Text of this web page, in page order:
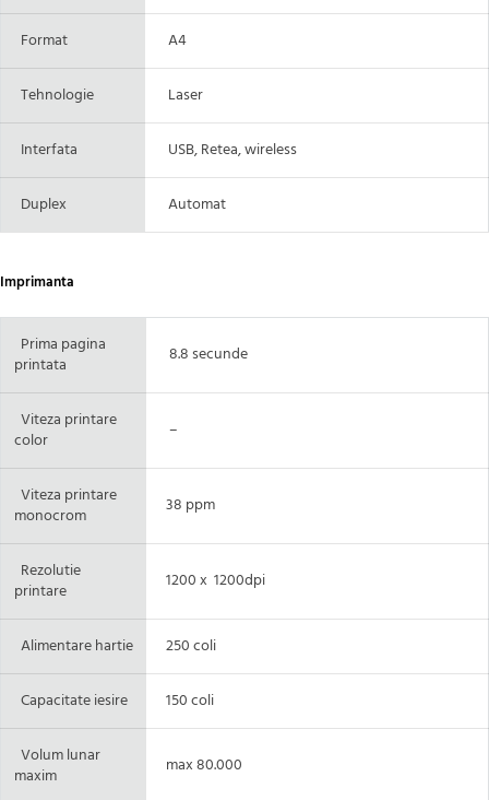
Format A4
Tehnologie Laser
Interfata USB, Retea, wireless
Duplex Automat
Imprimanta
Prima pagina
printata
8.8 secunde
Viteza printare
color
–
Viteza printare
monocrom
38 ppm
Rezolutie
printare
1200 x 1200dpi
Alimentare hartie 250 coli
Capacitate iesire 150 coli
Volum lunar
maxim
max 80.000